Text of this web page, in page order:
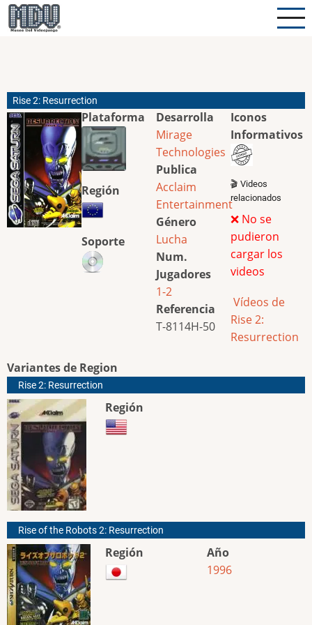
Pasar
al
Rise 2: Resurrection
Plataforma
Región
Soporte
Desarrolla
Mirage
Technologies
Publica
Acclaim
Entertainment
Género
Lucha
Num.
Jugadores
1-2
Referencia
T-8114H-50
Iconos
Informativos
🎬 Videos
relacionados
❌ No se
pudieron
cargar los
videos
Vídeos de
Rise 2:
Resurrection
Variantes de Region
Rise 2: Resurrection
Región
Rise of the Robots 2: Resurrection
Región
Año
1996